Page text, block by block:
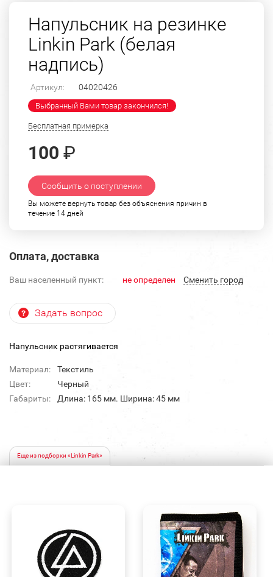
Напульсник на резинке
Linkin Park (белая
надпись)
Артикул: 04020426
Выбранный Вами товар закончился!
Бесплатная примерка
100 ₽
Сообщить о поступлении
Вы можете вернуть товар без объяснения причин в
течение 14 дней
Оплата, доставка
Ваш населенный пункт: не определен Cменить город
Задать вопрос
Напульсник растягивается
Материал:
Текстиль
Цвет:
Черный
Габариты:
Длина: 165 мм. Ширина: 45 мм
Еще из подборки «Linkin Park»